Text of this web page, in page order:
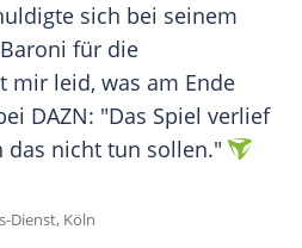
sich bei seinem
für die
mir leid, was am Ende
DAZN: "Das Spiel verlief
nicht tun sollen."
Dienst, Köln